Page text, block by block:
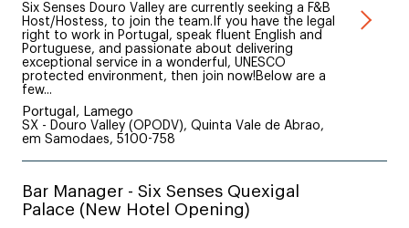
Six Senses Douro Valley are currently seeking a F&B
Host/Hostess, to join the team.If you have the legal
right to work in Portugal, speak fluent English and
Portuguese, and passionate about delivering
exceptional service in a wonderful, UNESCO
protected environment, then join now!Below are a
few...
Portugal, Lamego
SX - Douro Valley (OPODV), Quinta Vale de Abrao,
em Samodaes, 5100-758
Bar Manager - Six Senses Quexigal
Palace (New Hotel Opening)